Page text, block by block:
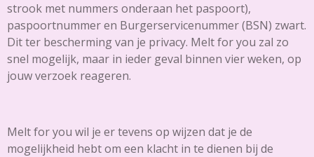
strook met nummers onderaan het paspoort),
paspoortnummer en Burgerservicenummer (BSN) zwart.
Dit ter bescherming van je privacy. Melt for you zal zo
snel mogelijk, maar in ieder geval binnen vier weken, op
jouw verzoek reageren.
Melt for you wil je er tevens op wijzen dat je de
mogelijkheid hebt om een klacht in te dienen bij de